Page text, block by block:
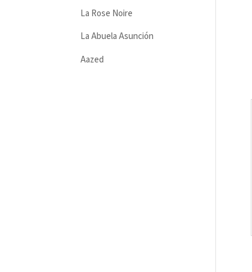
La Rose Noire
La Abuela Asunción
Aazed